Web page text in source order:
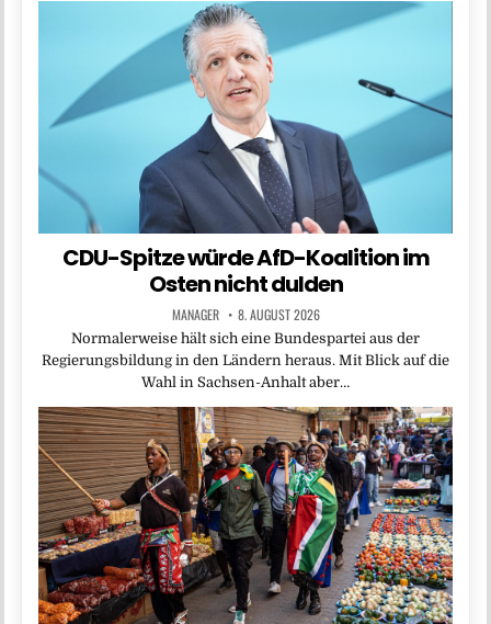
CDU-Spitze würde AfD-Koalition im
Osten nicht dulden
MANAGER 8. AUGUST 2026
Normalerweise hält sich eine Bundespartei aus der
Regierungsbildung in den Ländern heraus. Mit Blick auf die
Wahl in Sachsen-Anhalt aber…